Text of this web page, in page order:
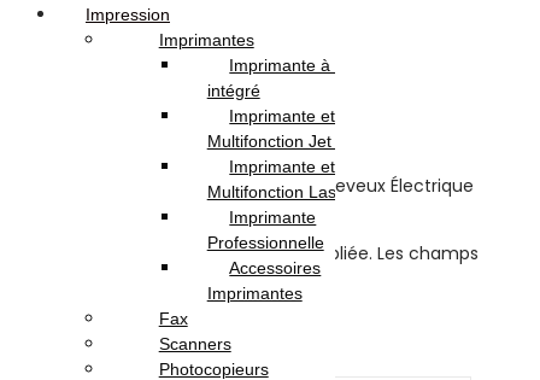
Avis (0)
There are no reviews yet.
Be the first to review “Tondeuse à Cheveux Électrique
HOCO HP20 – Noir”
Votre adresse e-mail ne sera pas publiée. Les champs
obligatoires sont indiqués avec*
Your rating
Your review
Impression
Imprimantes
Imprimante à Réservoir
intégré
Imprimante et
Multifonction Jet d’encre
Imprimante et
Multifonction Laser
Imprimante
Professionnelle
Accessoires
Imprimantes
Fax
Scanners
Photocopieurs